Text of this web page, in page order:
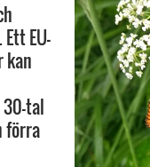
EU-
kan
tal
förra